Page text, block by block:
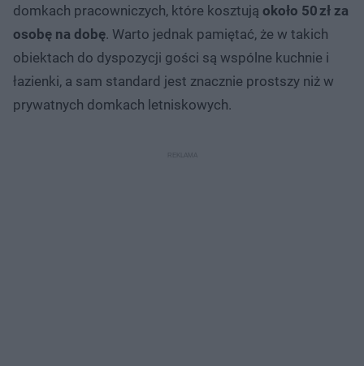
domkach pracowniczych, które kosztują około 50 zł za
osobę na dobę. Warto jednak pamiętać, że w takich
obiektach do dyspozycji gości są wspólne kuchnie i
łazienki, a sam standard jest znacznie prostszy niż w
prywatnych domkach letniskowych.